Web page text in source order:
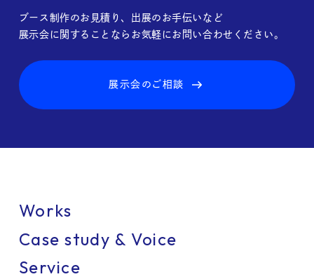
ブース制作のお見積り、出展のお手伝いなど
展示会に関することならお気軽にお問い合わせください。
展示会のご相談
Works
Case study & Voice
Service